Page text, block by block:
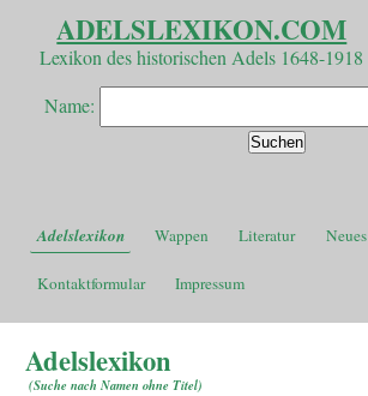
ADELSLEXIKON.COM
Lexikon des historischen Adels 1648-1918
Name:
Adelslexikon Wappen Literatur Neues
Kontaktformular Impressum
Adelslexikon
(Suche nach Namen ohne Titel)